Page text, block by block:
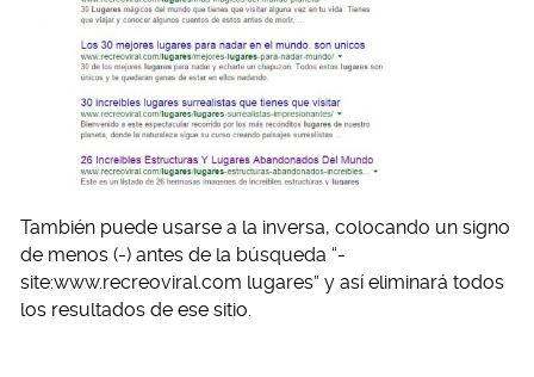
También puede usarse a la inversa, colocando un signo
de menos (-) antes de la búsqueda “-
site:www.recreoviral.com lugares” y así eliminará todos
los resultados de ese sitio.